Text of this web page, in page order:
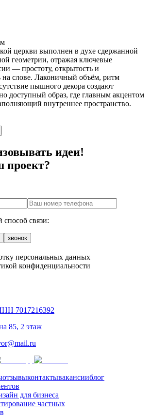
церкви выполнен в духе сдержанной
геометрии, отражая ключевые
— простоту, открытость и
на слове. Лаконичный объём, ритм
пышного декора создают
доступный образ, где главным акцентом
внутреннее пространство.
идеи!
проект?
связи:
звонок
персональных данных
конфиденциальности
7017216392
85, 2 этаж
отзывыконтактывакансииблог
для бизнеса
частных